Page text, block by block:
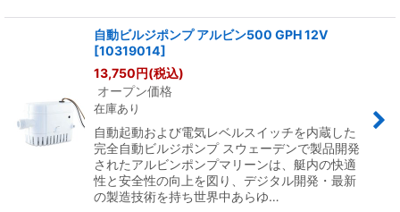
自動ビルジポンプ アルビン500 GPH 12V
[10319014]
13,750円(税込)
オープン価格
在庫あり
自動起動および電気レベルスイッチを内蔵した
完全自動ビルジポンプ スウェーデンで製品開発
されたアルビンポンプマリーンは、艇内の快適
性と安全性の向上を図り、デジタル開発・最新
の製造技術を持ち世界中あらゆ…